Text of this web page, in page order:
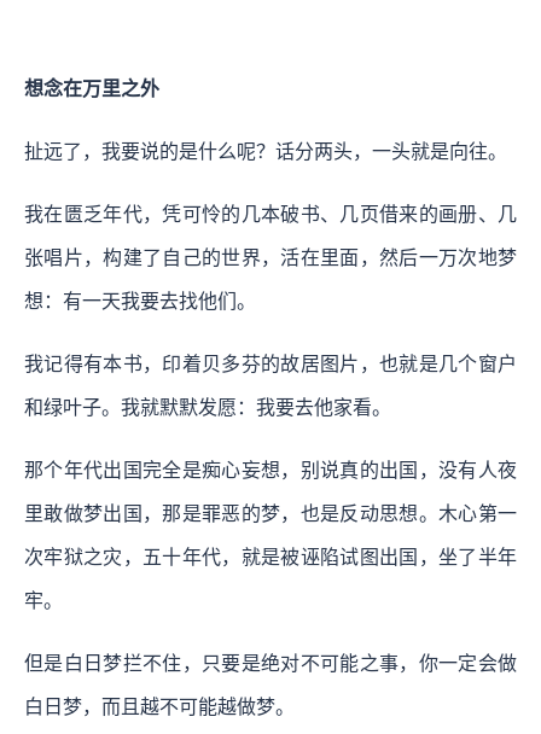
想念在万里之外
扯远了，我要说的是什么呢？话分两头，一头就是向往。
我在匮乏年代，凭可怜的几本破书、几页借来的画册、几
张唱片，构建了自己的世界，活在里面，然后一万次地梦
想：有一天我要去找他们。
我记得有本书，印着贝多芬的故居图片，也就是几个窗户
和绿叶子。我就默默发愿：我要去他家看。
那个年代出国完全是痴心妄想，别说真的出国，没有人夜
里敢做梦出国，那是罪恶的梦，也是反动思想。木心第一
次牢狱之灾，五十年代，就是被诬陷试图出国，坐了半年
牢。
但是白日梦拦不住，只要是绝对不可能之事，你一定会做
白日梦，而且越不可能越做梦。